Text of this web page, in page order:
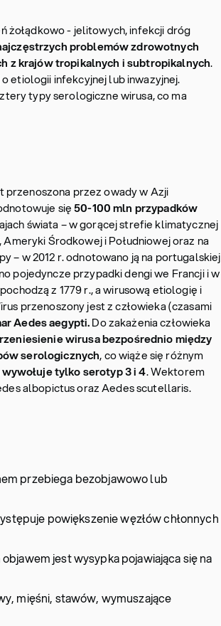
żołądkowo - jelitowych, infekcji dróg
problemów zdrowotnych
z krajów tropikalnych i subtropikalnych.
etiologii infekcyjnej lub inwazyjnej.
typy serologiczne wirusa, co ma
przenoszona przez owady w Azji
się50-100 mln przypadków
świata – w gorącej strefie klimatycznej
Środkowej i Południowej oraz na
– w 2012 r. odnotowano ją na portugalskiej
pojedyncze przypadki dengi we Francji i w
z 1779 r., a wirusową etiologię i
przenoszony jest z człowieka (czasami
Aedes aegypti.Do zakażenia człowieka
wirusa bezpośrednio między
serologicznych, co wiąże się różnym
tylko serotyp3 i 4. Wektorem
albopictus oraz Aedes scutellaris.
przebiega bezobjawowo lub
powiększenie węzłów chłonnych
jest wysypka pojawiająca się na
mięśni, stawów, wymuszające